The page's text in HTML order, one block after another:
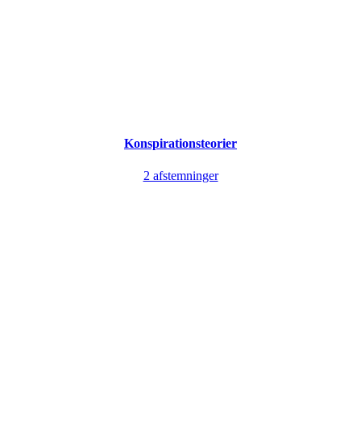
Konspirationsteorier
2 afstemninger